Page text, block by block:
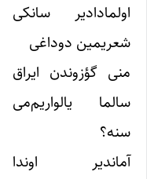
اولمادادیر سانکی
شعریمین دوداغی
منی گؤزوندن ایراق
سالما یالواریم‌می
سنه؟
آماندیر اوندا